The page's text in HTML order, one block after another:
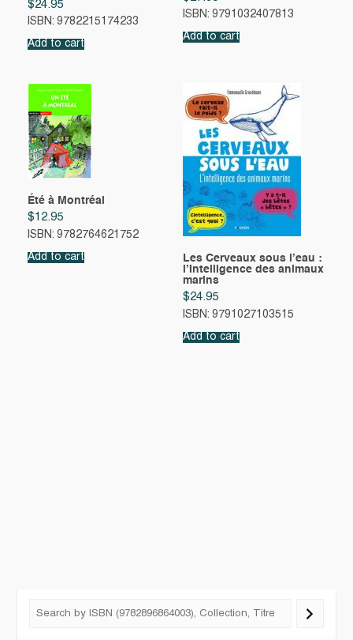
$24.95
ISBN: 9782215174233
Add to cart
ISBN: 9791032407813
Add to cart
Été à Montréal
$12.95
ISBN: 9782764621752
Add to cart
Les Cerveaux sous l’eau :
l’Intelligence des animaux
marins
$24.95
ISBN: 9791027103515
Add to cart